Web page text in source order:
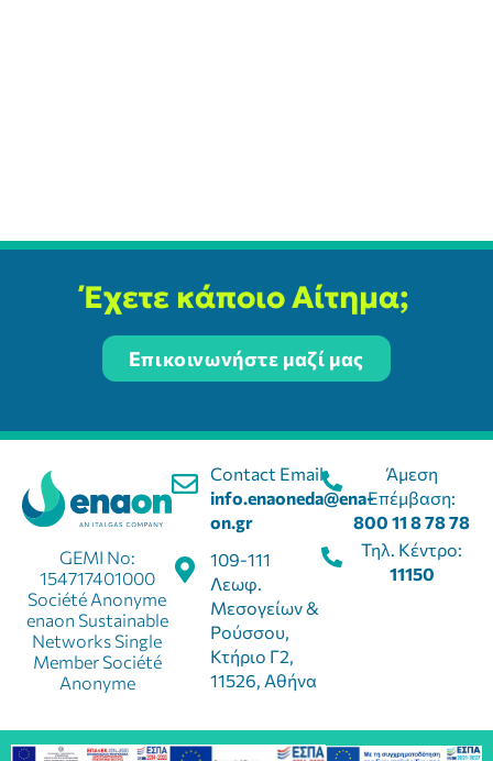
Έχετε κάποιο Αίτημα;
Επικοινωνήστε μαζί μας
Contact Email:
info.enaoneda@ena-
on.gr
109-111
Λεωφ.
Μεσογείων &
Ρούσσου,
Κτήριο Γ2,
11526, Αθήνα
GEMI No:
154717401000
Société Anonyme
enaon Sustainable
Networks Single
Member Société
Anonyme
Άμεση
Επέμβαση:
800 11 8 78 78
Τηλ. Κέντρο:
11150